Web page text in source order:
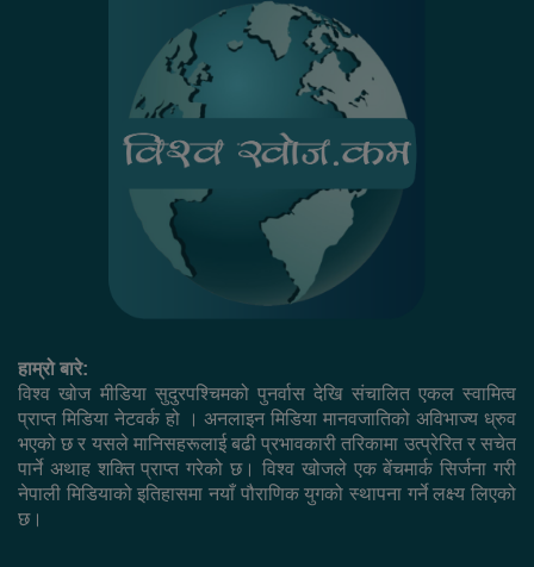
हाम्रो बारे:
विश्व खोज मीडिया सुदुरपश्चिमको पुनर्वास देखि संचालित एकल स्वामित्व
प्राप्त मिडिया नेटवर्क हो । अनलाइन मिडिया मानवजातिको अविभाज्य ध्रुव
भएको छ र यसले मानिसहरूलाई बढी प्रभावकारी तरिकामा उत्प्रेरित र सचेत
पार्ने अथाह शक्ति प्राप्त गरेको छ। विश्व खोजले एक बेंचमार्क सिर्जना गरी
नेपाली मिडियाको इतिहासमा नयाँ पौराणिक युगको स्थापना गर्ने लक्ष्य लिएको
छ।